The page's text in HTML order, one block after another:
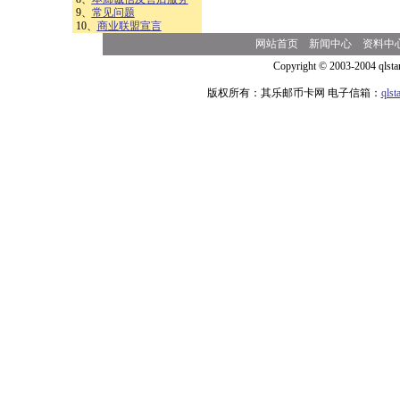
9、 常见问题
10、 商业联盟宣言
网站首页
新闻中心
资料中
Copyright © 2003-2004
版权所有：其乐邮币卡网 电子信箱：